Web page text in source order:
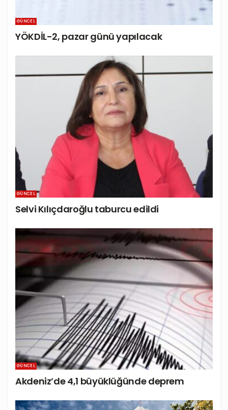
GÜNCEL
YÖKDİL-2, pazar günü yapılacak
GÜNCEL
Selvi Kılıçdaroğlu taburcu edildi
GÜNCEL
Akdeniz’de 4,1 büyüklüğünde deprem